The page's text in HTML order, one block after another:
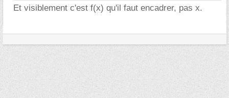
Et visiblement c'est f(x) qu'il faut encadrer, pas x.